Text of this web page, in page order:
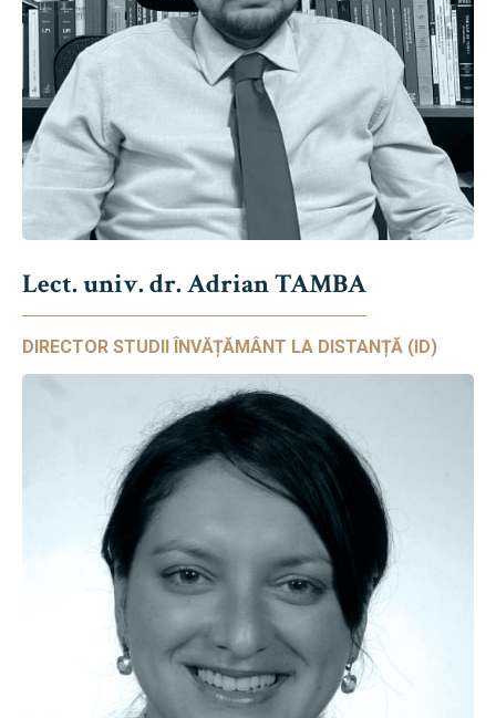
Lect. univ. dr. Adrian TAMBA
DIRECTOR STUDII ÎNVĂȚĂMÂNT LA DISTANȚĂ (ID)